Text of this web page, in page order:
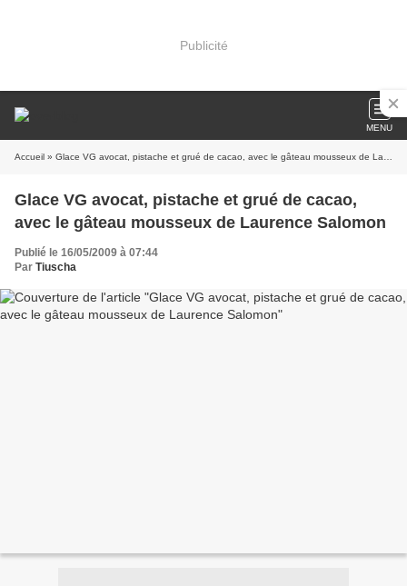
Publicité
MENU
Accueil » Glace VG avocat, pistache et grué de cacao, avec le gâteau mousseux de Laurence Salomon
Glace VG avocat, pistache et grué de cacao,
avec le gâteau mousseux de Laurence Salomon
Publié le 16/05/2009 à 07:44
Par Tiuscha